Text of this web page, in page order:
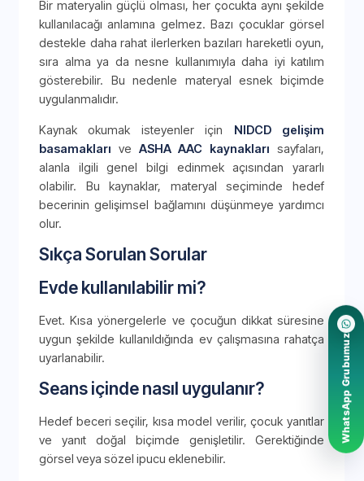
Bir materyalin güçlü olması, her çocukta aynı şekilde
kullanılacağı anlamına gelmez. Bazı çocuklar görsel
destekle daha rahat ilerlerken bazıları hareketli oyun,
sıra alma ya da nesne kullanımıyla daha iyi katılım
gösterebilir. Bu nedenle materyal esnek biçimde
uygulanmalıdır.
Kaynak okumak isteyenler için NIDCD gelişim
basamakları ve ASHA AAC kaynakları sayfaları,
alanla ilgili genel bilgi edinmek açısından yararlı
olabilir. Bu kaynaklar, materyal seçiminde hedef
becerinin gelişimsel bağlamını düşünmeye yardımcı
olur.
Sıkça Sorulan Sorular
Evde kullanılabilir mi?
Evet. Kısa yönergelerle ve çocuğun dikkat süresine
uygun şekilde kullanıldığında ev çalışmasına rahatça
uyarlanabilir.
Seans içinde nasıl uygulanır?
Hedef beceri seçilir, kısa model verilir, çocuk yanıtlar
ve yanıt doğal biçimde genişletilir. Gerektiğinde
görsel veya sözel ipucu eklenebilir.
WhatsApp Grubumuz